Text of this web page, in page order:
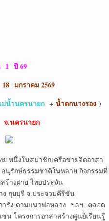
1 ปี 69
มกราคม 2569
ม่น้ำนครนายก + น้ำตกนางรอง )
จ.นครนายก
หนึ่งในสมาชิกเครือข่ายจิตอาสา
นุรักษ์ธรรมชาติในหลาย กิจกรรมที่
างฝาย ไทยประจัน
กุยบุรี จ.ประจวบคีรีขัน
รัง ตามแนวพ่อหลวง ฯลฯ ตลอด
น โครงการอาสาสร้างศูนย์เรียนรู้